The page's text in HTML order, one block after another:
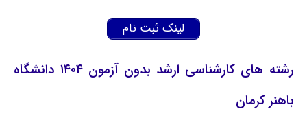
لینک ثبت نام
رشته های کارشناسی ارشد بدون آزمون ۱۴۰۴ دانشگاه
باهنر کرمان